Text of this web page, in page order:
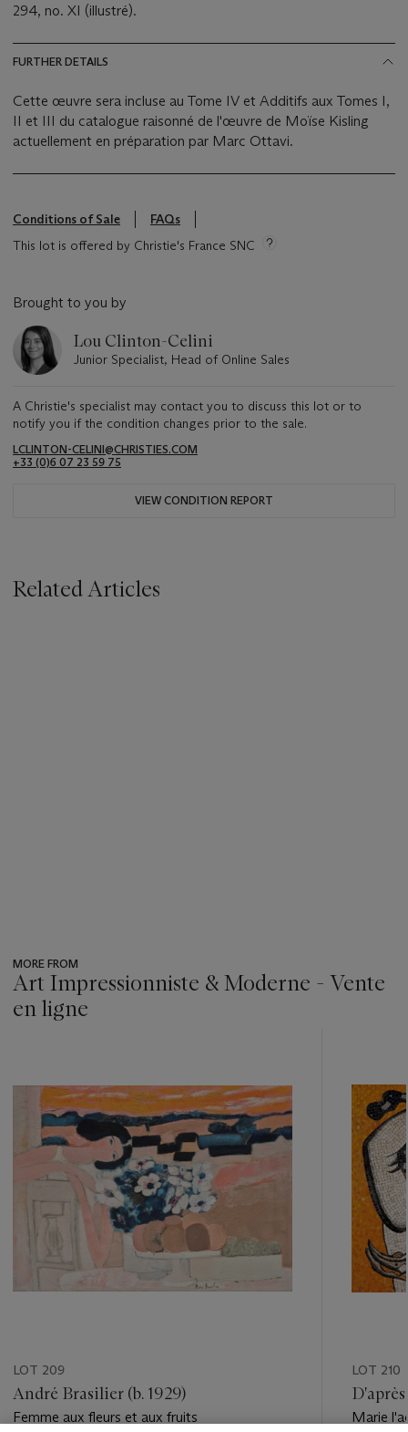
294, no. XI (illustré).
FURTHER DETAILS
Cette œuvre sera incluse au Tome IV et Additifs aux Tomes I,
II et III du catalogue raisonné de l'œuvre de Moïse Kisling
actuellement en préparation par Marc Ottavi.
Conditions of Sale
FAQs
This lot is offered by Christie's France SNC
Brought to you by
Lou Clinton-Celini
Junior Specialist, Head of Online Sales
A Christie's specialist may contact you to discuss this lot or to
notify you if the condition changes prior to the sale.
LCLINTON-CELINI@CHRISTIES.COM
+33 ‌(0)6 07 23 59 75
VIEW CONDITION REPORT
Related Articles
MORE FROM
Art Impressionniste & Moderne - Vente
en ligne
LOT 209
André Brasilier (b. 1929)
Femme aux fleurs et aux fruits
LOT 210
Marie